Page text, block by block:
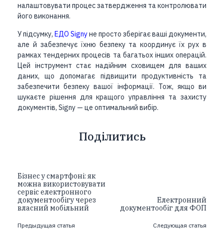
налаштовувати процес затвердження та контролювати
його виконання.
У підсумку, ЕДО Signyне просто зберігає ваші документи,
але й забезпечує їхню безпеку та координує їх рух в
рамках тендерних процесів та багатьох інших операцій.
Цей інструмент стає надійним сховищем для ваших
даних, що допомагає підвищити продуктивність та
забезпечити безпеку вашої інформації. Тож, якщо ви
шукаєте рішення для кращого управління та захисту
документів, Signy — це оптимальний вибір.
Поділитись
Бізнес у смартфоні: як
можна використовувати
сервіс електронного
документообігу через
власний мобільний
Предыдущая статья
Електронний
документообіг для ФОП
Следующая статья